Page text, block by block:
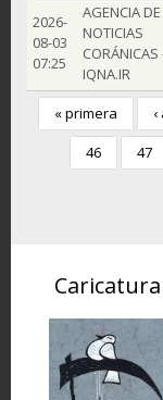
2026-
08-03
07:25
AGENCIA DE
NOTICIAS
CORÁNICAS
IQNA.IR
« primera
46
47
Caricatura